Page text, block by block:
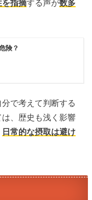
を指摘する声が数多
険？
で考えて判断する
、歴史も浅く影響
日常的な摂取は避け